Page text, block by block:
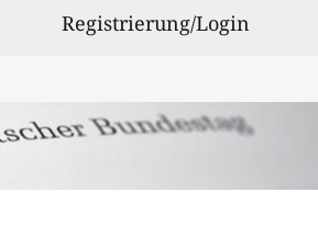
Registrierung/Login